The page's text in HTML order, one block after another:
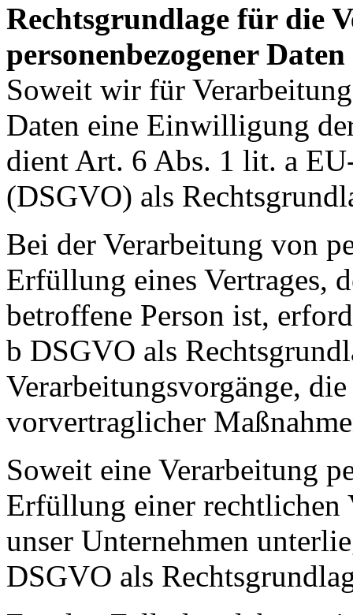
Rechtsgrundlage für die
personenbezogener Daten
Soweit wir für
Daten eine Einwilligung
dient Art. 6 Abs. 1 lit. a
(DSGVO) als
Bei der Verarbeitung von
Erfüllung eines Vertrages,
betroffene Person ist,
b DSGVO als
Verarbeitungsvorgänge,
vorvertraglicher
Soweit eine Verarbeitung
Erfüllung einer
unser Unternehmen
DSGVO als